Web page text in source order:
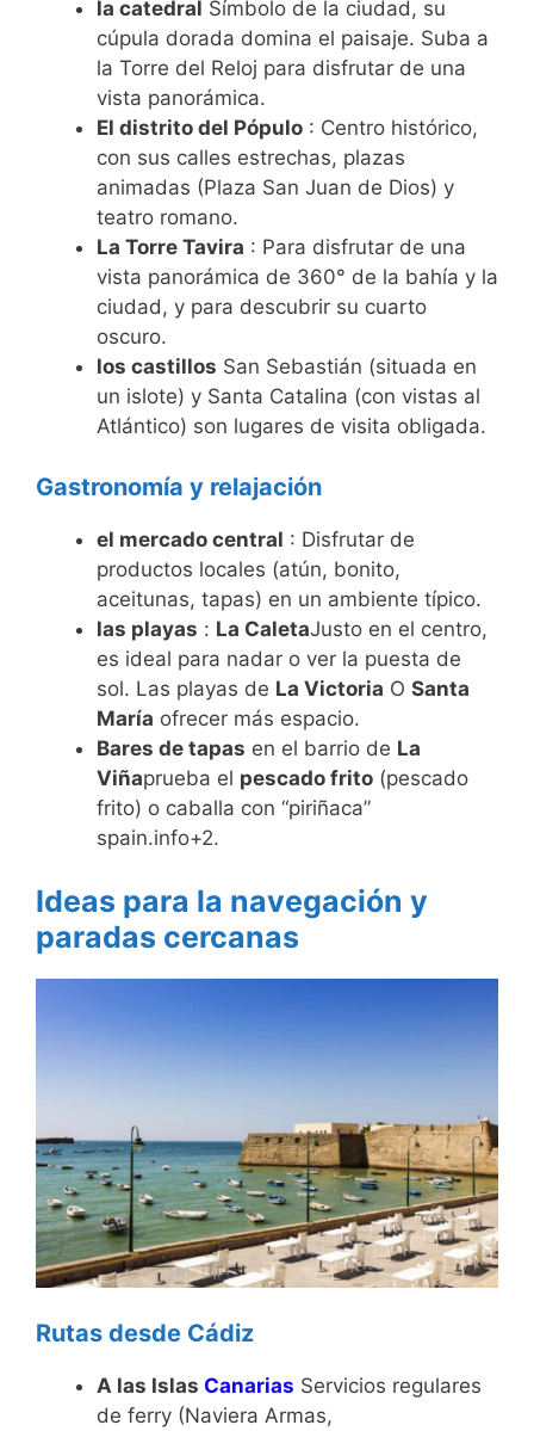
la catedral Símbolo de la ciudad, su
cúpula dorada domina el paisaje. Suba a
la Torre del Reloj para disfrutar de una
vista panorámica.
El distrito del Pópulo : Centro histórico,
con sus calles estrechas, plazas
animadas (Plaza San Juan de Dios) y
teatro romano.
La Torre Tavira : Para disfrutar de una
vista panorámica de 360° de la bahía y la
ciudad, y para descubrir su cuarto
oscuro.
los castillos San Sebastián (situada en
un islote) y Santa Catalina (con vistas al
Atlántico) son lugares de visita obligada.
Gastronomía y relajación
el mercado central : Disfrutar de
productos locales (atún, bonito,
aceitunas, tapas) en un ambiente típico.
las playas : La CaletaJusto en el centro,
es ideal para nadar o ver la puesta de
sol. Las playas de La Victoria O Santa
María ofrecer más espacio.
Bares de tapas en el barrio de La
Viñaprueba el pescado frito (pescado
frito) o caballa con “piriñaca”
spain.info+2.
Ideas para la navegación y
paradas cercanas
Rutas desde Cádiz
A las Islas Canarias Servicios regulares
de ferry (Naviera Armas,